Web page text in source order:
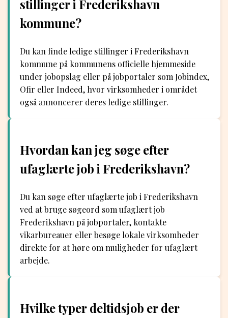
stillinger i Frederikshavn
kommune?
Du kan finde ledige stillinger i Frederikshavn
kommune på kommunens officielle hjemmeside
under jobopslag eller på jobportaler som Jobindex,
Ofir eller Indeed, hvor virksomheder i området
også annoncerer deres ledige stillinger.
Hvordan kan jeg søge efter
ufaglærte job i Frederikshavn?
Du kan søge efter ufaglærte job i Frederikshavn
ved at bruge søgeord som ufaglært job
Frederikshavn på jobportaler, kontakte
vikarbureauer eller besøge lokale virksomheder
direkte for at høre om muligheder for ufaglært
arbejde.
Hvilke typer deltidsjob er der